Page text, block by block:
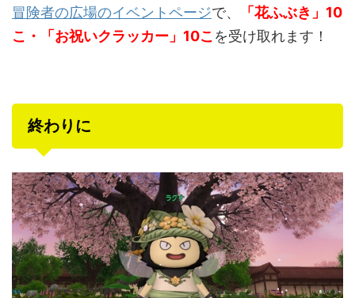
冒険者の広場のイベントページで、
「花ふぶき」10
こ・「お祝いクラッカー」10こを受け取れます！
終わりに